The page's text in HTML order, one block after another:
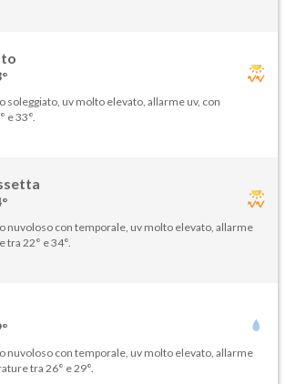
soleggiato, uv molto elevato, allarme uv, con
e 33°.
nuvoloso con temporale, uv molto elevato, allarme
tra 22° e 34°.
nuvoloso con temporale, uv molto elevato, allarme
tra 26° e 29°.